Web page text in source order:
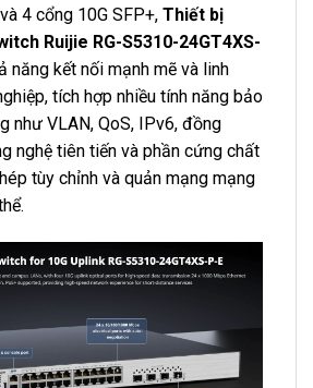
4 cổng 10G SFP+, Thiết bị
Ruijie RG-S5310-24GT4XS-
năng kết nối mạnh mẽ và linh
tích hợp nhiều tính năng bảo
như VLAN, QoS, IPv6, đồng
nghệ tiên tiến và phần cứng chất
tùy chỉnh và quản mạng mạng